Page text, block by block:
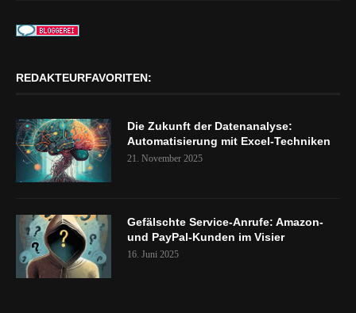
REDAKTEURFAVORITEN:
Die Zukunft der Datenanalyse:
Automatisierung mit Excel-Techniken
21. November 2025
Gefälschte Service-Anrufe: Amazon-
und PayPal-Kunden im Visier
16. Juni 2025